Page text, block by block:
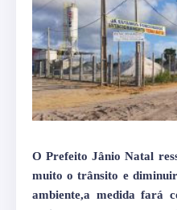
O Prefeito Jânio Natal
muito o trânsito e
ambiente,a medida fará